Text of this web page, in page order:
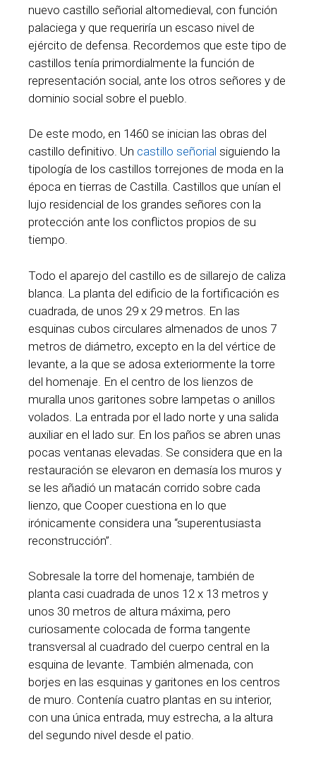
nuevo castillo señorial altomedieval, con función
palaciega y que requeriría un escaso nivel de
ejército de defensa. Recordemos que este tipo de
castillos tenía primordialmente la función de
representación social, ante los otros señores y de
dominio social sobre el pueblo.
De este modo, en 1460 se inician las obras del
castillo definitivo. Un castillo señorial siguiendo la
tipología de los castillos torrejones de moda en la
época en tierras de Castilla. Castillos que unían el
lujo residencial de los grandes señores con la
protección ante los conflictos propios de su
tiempo.
Todo el aparejo del castillo es de sillarejo de caliza
blanca. La planta del edificio de la fortificación es
cuadrada, de unos 29 x 29 metros. En las
esquinas cubos circulares almenados de unos 7
metros de diámetro, excepto en la del vértice de
levante, a la que se adosa exteriormente la torre
del homenaje. En el centro de los lienzos de
muralla unos garitones sobre lampetas o anillos
volados. La entrada por el lado norte y una salida
auxiliar en el lado sur. En los paños se abren unas
pocas ventanas elevadas. Se considera que en la
restauración se elevaron en demasía los muros y
se les añadió un matacán corrido sobre cada
lienzo, que Cooper cuestiona en lo que
irónicamente considera una “superentusiasta
reconstrucción”.
Sobresale la torre del homenaje, también de
planta casi cuadrada de unos 12 x 13 metros y
unos 30 metros de altura máxima, pero
curiosamente colocada de forma tangente
transversal al cuadrado del cuerpo central en la
esquina de levante. También almenada, con
borjes en las esquinas y garitones en los centros
de muro. Contenía cuatro plantas en su interior,
con una única entrada, muy estrecha, a la altura
del segundo nivel desde el patio.